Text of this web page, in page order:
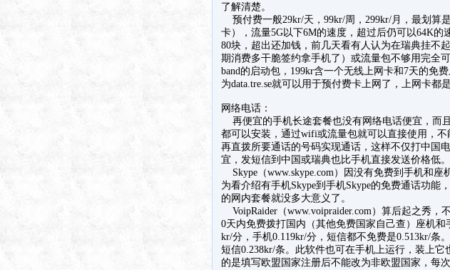
了解清楚。
预付费一般29kr/天，99kr/周，299kr/月，最划算
卡），流量5G以下6M的速度，超过后仍可以64K
80块，超出还加钱，前几天看有人认为在瑞典挂不
期消费多干脆签约拿手机了）或流量包不够用完全
band的启动包，199kr含一个无线上网卡和7天的免
为data.tre.se就可以用于预付费卡上网了，上网卡都
网络电话：
再便宜的手机长途套餐也没有网络电话便宜，而
都可以安装，通过wifi或流量包就可以直接使用，
再直拨所要通话的号码实现通话，这样不仅打中国
宜，发短信到中国或瑞典也比手机直接发送价格低。
Skype（www.skype.com）因没有免费到手机和
为看介绍有手机Skype到手机Skype的免费通话功
的网内套餐就没多大意义了。
VoipRaider（www.voipraider.com）算后起之秀，
0天内免费拨打国内（其他免费国家自己查）座机
kr/分，手机0.119kr/分，短信都不免费是0.513kr/条
短信0.238kr/条。此软件也可在手机上运行，装上
的是填写欧盟国家注册后不能改为非欧盟国家，每